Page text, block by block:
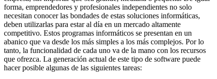
forma, emprendedores y profesionales independientes no solo
necesitan conocer las bondades de estas soluciones informáticas,
deben utilizarlas para estar al día en un mercado altamente
competitivo. Estos programas informáticos se presentan en un
abanico que va desde los más simples a los más complejos. Por lo
tanto, la funcionalidad de cada uno va de la mano con los recursos
que ofrezca. La generación actual de este tipo de software puede
hacer posible algunas de las siguientes tareas: